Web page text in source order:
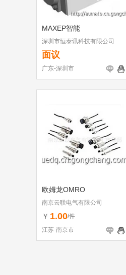
MAXEP智能
深圳市恒泰讯科技有限公司
面议
广东-深圳市
欧姆龙OMRO
南京云联电气有限公司
￥ 1.00/件
江苏-南京市